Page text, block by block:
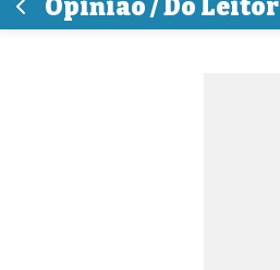
Opinião / Do Leitor